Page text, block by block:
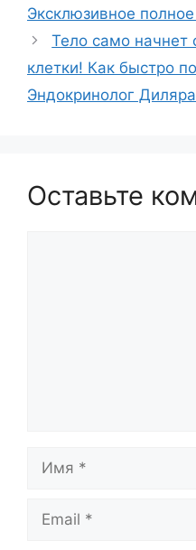
Эксклюзивное
Тело само начнет
клетки! Как быстро
Эндокринолог
Оставьте